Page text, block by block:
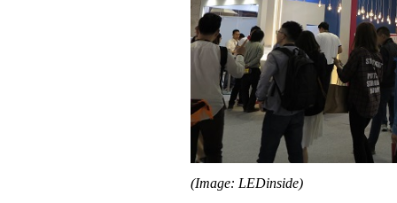
(Image: LEDinside)